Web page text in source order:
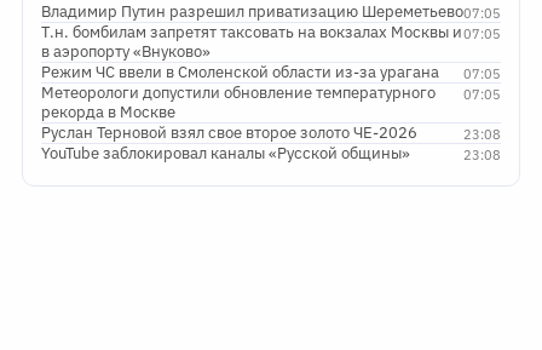
07:05
Владимир Путин разрешил приватизацию Шереметьево
07:05
Т.н. бомбилам запретят таксовать на вокзалах Москвы и
в аэропорту «Внуково»
07:05
Режим ЧС ввели в Смоленской области из-за урагана
07:05
Метеорологи допустили обновление температурного
рекорда в Москве
23:08
Руслан Терновой взял свое второе золото ЧЕ-2026
23:08
YouTube заблокировал каналы «Русской общины»